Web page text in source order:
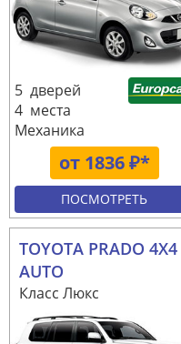
от 1836 ₽*
5 дверей
4 места
Механика
ПОСМОТРЕТЬ
TOYOTA PRADO 4X4
AUTO
Класс Люкс